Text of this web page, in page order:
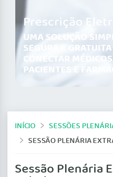
Prescrição
UMA SOLUÇÃO
SEGURA E
CONECTAR
PACIENTES E
INÍCIO
SESSÕES
SESSÃO PLENÁRIA EXTRAORDINÁRIA – 10/
Sessão Plenária